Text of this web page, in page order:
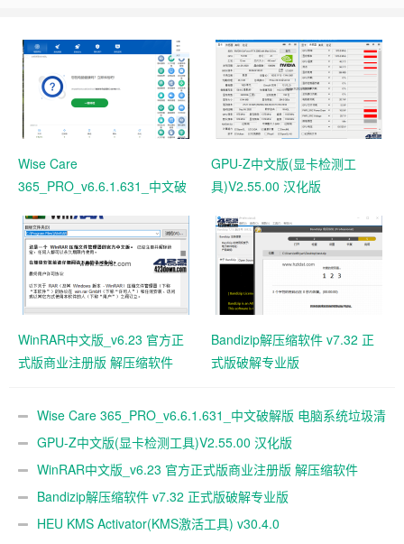
Wise Care
365_PRO_v6.6.1.631_中文破
GPU-Z中文版(显卡检测工
具)V2.55.00 汉化版
WinRAR中文版_v6.23 官方正
式版商业注册版 解压缩软件
Bandizip解压缩软件 v7.32 正
式版破解专业版
Wise Care 365_PRO_v6.6.1.631_中文破解版 电脑系统垃圾清
理软件GPU-Z中文版(显卡检测工具)V2.55.00 汉化版
WinRAR中文版_v6.23 官方正式版商业注册版 解压缩软件
Bandizip解压缩软件 v7.32 正式版破解专业版
HEU KMS Activator(KMS激活工具) v30.4.0